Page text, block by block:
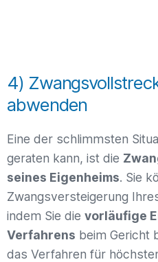
4)
abwenden
Eine der schlimmsten
geraten kann, ist die
seines Eigenheims. Sie
Zwangsversteigerung
indem Sie die vorläufige
Verfahrens beim Gericht
das Verfahren für